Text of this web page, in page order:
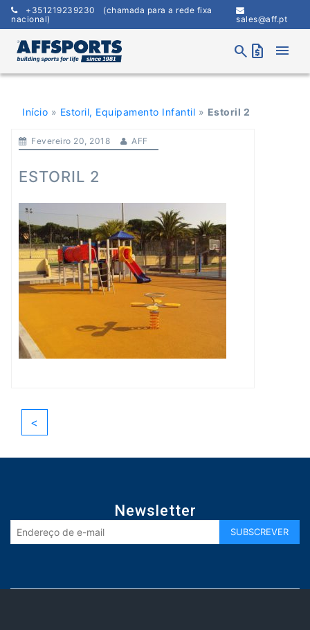
Skip
content
+351219239230 (chamada para a rede fixa
nacional)
sales@aff.pt
search request_quote menu
Início » Estoril, Equipamento Infantil » Estoril 2
Fevereiro 20, 2018 AFF
ESTORIL 2
<
Newsletter